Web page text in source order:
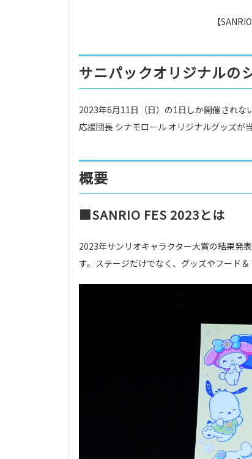
【
サニパックオリジナルの
2023年6月11日（日）の1日しか開催されな
応援団長 シナモロール オリジナルグッズが
概要
■SANRIO FES 2023とは
2023年サンリオキャラクター大賞の結果発
す。ステージだけでなく、グッズやフード＆